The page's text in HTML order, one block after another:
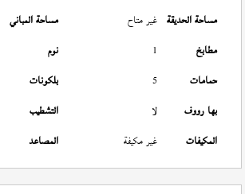
مساحة الحديقة غير متاح مساحة المباني
مطابخ
1 نوم
حمامات
5 بلكونات
بها رووف
لا التشطيب
المكيفات
غير مكيفة المصاعد